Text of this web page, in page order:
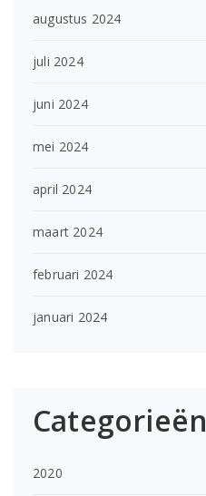
augustus 2024
juli 2024
juni 2024
mei 2024
april 2024
maart 2024
februari 2024
januari 2024
Categorieën
2020